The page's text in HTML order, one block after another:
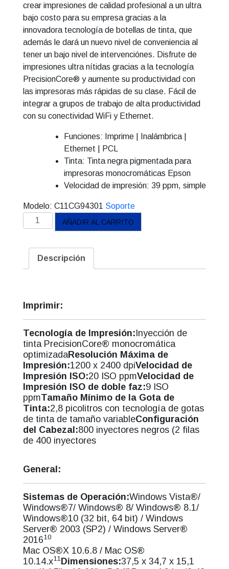
crear impresiones de calidad profesional a un ultra
bajo costo para su empresa gracias a la
innovadora tecnología de botellas de tinta, que
además le dará un nuevo nivel de conveniencia al
tener un bajo nivel de intervenciónes. Disfrute de
impresiones ultra nítidas gracias a la tecnología
PrecisionCore® y aumente su productividad con
las impresoras más rápidas de su clase. Fácil de
integrar a grupos de trabajo de alta productividad
con su conectividad WiFi y Ethernet.
Funciones: Imprime | Inalámbrica |
Ethernet | PCL
Tinta: Tinta negra pigmentada para
impresoras monocromáticas Epson
Velocidad de impresión: 39 ppm, simple
Modelo: C11CG94301 Soporte
Impresora
Monocromática
EcoTank
M1180
AÑADIR AL CARRITO
Descripción
Imprimir:
Tecnología de Impresión:Inyección de
tinta PrecisionCore® monocromática
optimizadaResolución Máxima de
Impresión:1200 x 2400 dpiVelocidad de
Impresión ISO:20 ISO ppmVelocidad de
Impresión ISO de doble faz:9 ISO
ppmTamaño Mínimo de la Gota de
Tinta:2,8 picolitros con tecnología de gotas
de tinta de tamaño variableConfiguración
del Cabezal:800 inyectores negros (2 filas
de 400 inyectores
General:
Sistemas de Operación:Windows Vista®/
Windows®7/ Windows® 8/ Windows® 8.1/
Windows®10 (32 bit, 64 bit) / Windows
Server® 2003 (SP2) / Windows Server®
201610
Mac OS®X 10.6.8 / Mac OS®
10.14.x11Dimensiones:37,5 x 34,7 x 15,1